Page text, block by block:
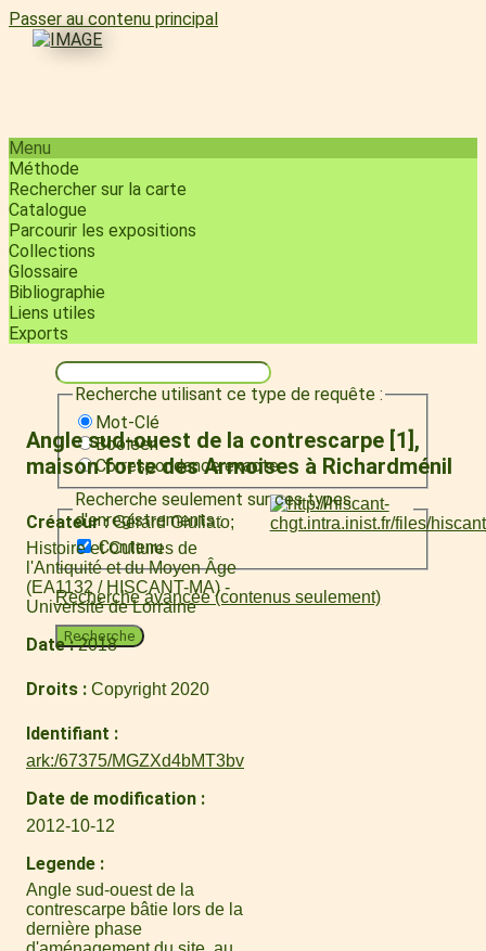
Passer au contenu principal
Menu
Méthode
Rechercher sur la carte
Catalogue
Parcourir les expositions
Collections
Glossaire
Bibliographie
Liens utiles
Exports
Recherche utilisant ce type de requête :
Mot-Clé
Booléen
Correspondance exacte
Recherche seulement sur ces types
d'enregistrements :
Contenu
Recherche avancée (contenus seulement)
Recherche
Angle sud-ouest de la contrescarpe [1],
maison forte des Armoises à Richardménil
Créateur
Gérard Giuliato
Histoire et Cultures de
l'Antiquité et du Moyen Âge
(EA1132 / HISCANT-MA) -
Université de Lorraine
Date 2018
Droits Copyright 2020
Identifiant
ark:/67375/MGZXd4bMT3bv
Date de modification
2012-10-12
Legende
Angle sud-ouest de la
contrescarpe bâtie lors de la
dernière phase